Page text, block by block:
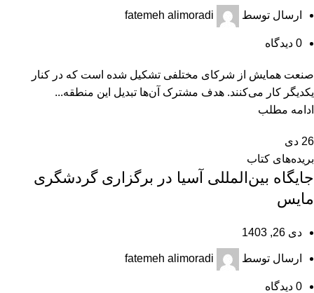
ارسال توسط fatemeh alimoradi
0 دیدگاه
صنعت همایش از شرکای مختلفی تشکیل شده است که در کنار
یکدیگر کار می‌کنند. هدف مشترک آن‌ها تبدیل این منطقه...
ادامه مطلب
26 دی
بریده‌های کتاب
جایگاه بین‌المللی آسیا در برگزاری گردشگری
مایس
دی 26, 1403
ارسال توسط fatemeh alimoradi
0 دیدگاه